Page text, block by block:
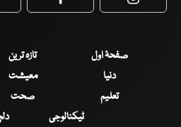
Facebook
صفحۂ اول تازہ ترین
دنیا
معیشت
تعلیم
صحت
ٹیکنالوجی